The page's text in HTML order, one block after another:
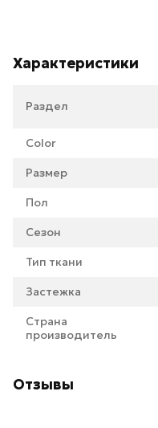
Характеристики
Раздел
Color
Размер
Пол
Сезон
Тип ткани
Застежка
Страна
производитель
Отзывы